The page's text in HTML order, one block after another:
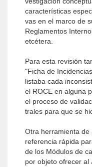
características
vas en el marco de
Reglamentos
etcétera.
Para esta revisión
"Ficha de
listaba cada
el ROCE en alguna
el proceso de
trales para que se
Otra herramienta de
referencia rápida
de los Módulos de
por objeto ofrecer al